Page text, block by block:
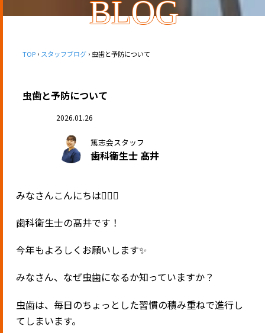
BLOG
TOP スタッフブログ 虫歯と予防について
虫歯と予防について
2026.01.26
篤志会スタッフ
歯科衛生士 髙井
みなさんこんにちは🧚🏻‍♀️
歯科衛生士の髙井です！
今年もよろしくお願いします✨
みなさん、なぜ虫歯になるか知っていますか？
虫歯は、毎日のちょっとした習慣の積み重ねで進行し
てしまいます。